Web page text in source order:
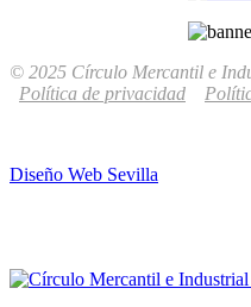
© 2025 Círculo Mercantil e
Política de privacidad
Diseño Web Sevilla